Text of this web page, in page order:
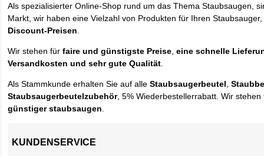
Als spezialisierter Online-Shop rund um das Thema Staubsaugen,
Markt, wir haben eine Vielzahl von Produkten für Ihren
Discount-Preisen.
Wir stehen fürfaire und günstigste Preise,eine schnelle
Versandkosten und sehr gute Qualität.
Als Stammkunde erhalten Sie auf alleStaubsaugerbeutel,
Staubsaugerbeutelzubehör, 5% Wiederbestellerrabatt. Wir
günstiger staubsaugen.
KUNDENSERVICE